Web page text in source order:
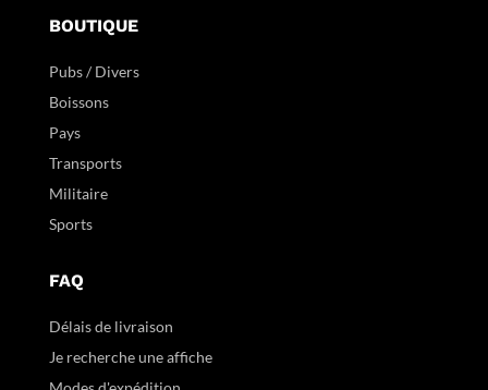
BOUTIQUE
Pubs / Divers
Boissons
Pays
Transports
Militaire
Sports
FAQ
Délais de livraison
Je recherche une affiche